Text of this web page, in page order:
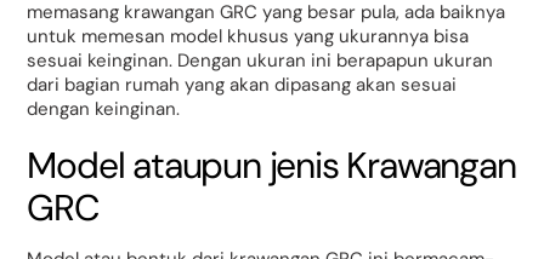
memasang krawangan GRC yang besar pula, ada baiknya
untuk memesan model khusus yang ukurannya bisa
sesuai keinginan. Dengan ukuran ini berapapun ukuran
dari bagian rumah yang akan dipasang akan sesuai
dengan keinginan.
Model ataupun jenis Krawangan
GRC